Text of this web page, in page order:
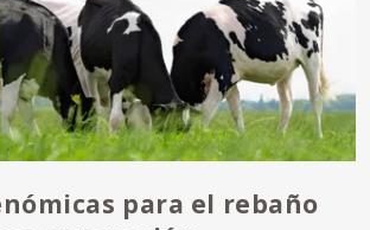
para el rebaño